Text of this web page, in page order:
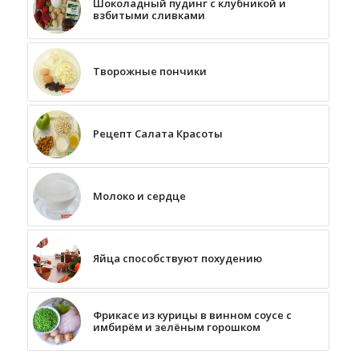
Шоколадный пудинг с клубникой и
взбитыми сливками
Творожные пончики
Рецепт Салата Красоты
Молоко и сердце
Яйца способствуют похудению
Фрикасе из курицы в винном соусе с
имбирём и зелёным горошком